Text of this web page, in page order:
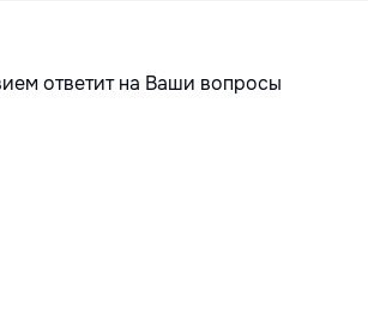
ответит на Ваши вопросы